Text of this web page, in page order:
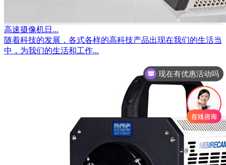
高速摄像机日...
随着科技的发展，各式各样的高科技产品出现在我们的生活当
中，为我们的生活和工作...
现在有优惠活动吗